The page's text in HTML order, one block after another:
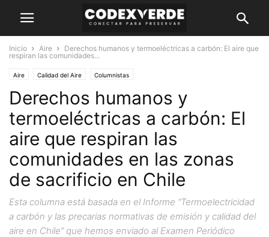
Inicio Aire
Derechos humanos y termoeléctricas a carbón: El aire que
respiran las comunidades...
Aire Calidad del Aire Columnistas
Derechos humanos y
termoeléctricas a carbón: El
aire que respiran las
comunidades en las zonas
de sacrificio en Chile
Esta columna está basada en el Informe “Termoelectricidad
a carbón y las precarias normativas de emisión y calidad del
aire en Chile” que hemos enviado al Examen Periódico